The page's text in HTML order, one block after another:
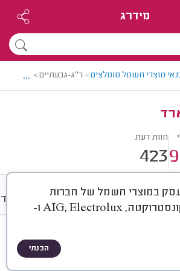
מידרג
מוצרי חשמל מומלצים> ר"ג-גבעתיים > טכנאי
...
חוות דעת
423
במוצרי חשמל של חברות
Bosch, סימנס, קונסטרוקטה, AIG, Electrolux ו-
הבנתי
מחירים ממוצע